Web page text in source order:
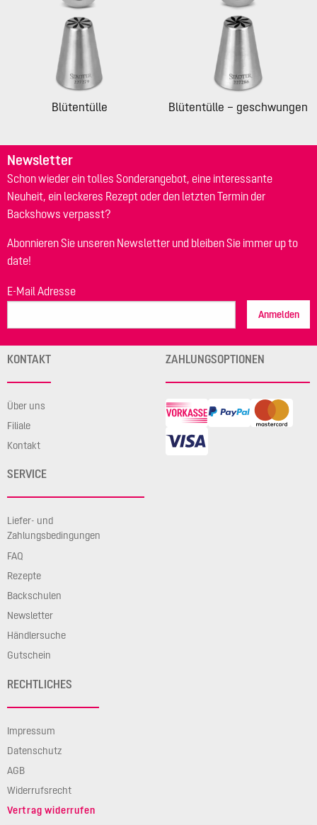
Blütentülle Blütentülle – geschwungen
Newsletter
Schon wieder ein tolles Sonderangebot, eine interessante
Neuheit, ein leckeres Rezept oder den letzten Termin der
Backshows verpasst?
Abonnieren Sie unseren Newsletter und bleiben Sie immer up to
date!
E-Mail Adresse
Anmelden
KONTAKT
Über uns
Filiale
Kontakt
SERVICE
Liefer- und
Zahlungsbedingungen
FAQ
Rezepte
Backschulen
Newsletter
Händlersuche
Gutschein
RECHTLICHES
Impressum
Datenschutz
AGB
Widerrufsrecht
Vertrag widerrufen
ZAHLUNGSOPTIONEN